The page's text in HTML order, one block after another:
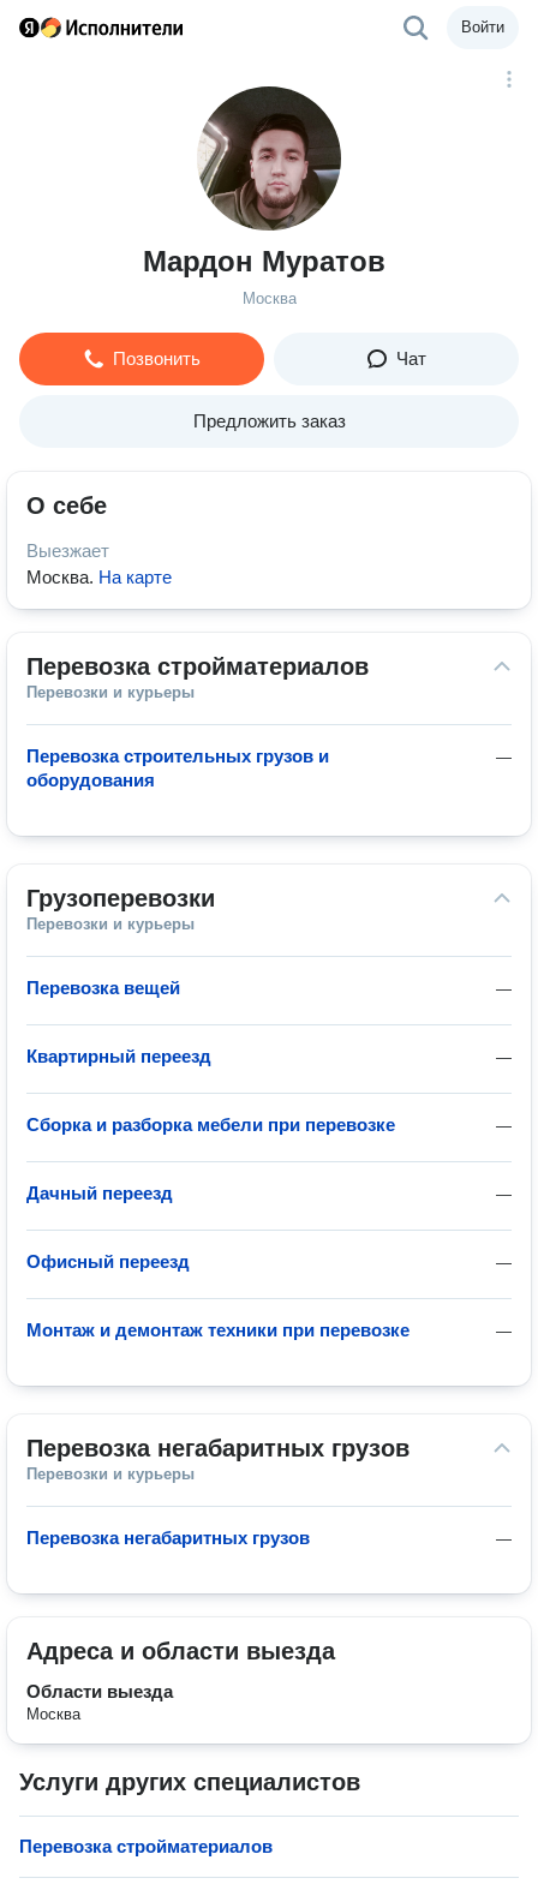
Войти
Мардон Муратов
Москва
Позвонить Чат
Предложить заказ
О себе
Выезжает
Москва. На карте
Перевозка стройматериалов
Перевозки и курьеры
—
Перевозка строительных грузов и
оборудования
Грузоперевозки
Перевозки и курьеры
—
Перевозка вещей
—
Квартирный переезд
—
Сборка и разборка мебели при перевозке
—
Дачный переезд
—
Офисный переезд
—
Монтаж и демонтаж техники при перевозке
Перевозка негабаритных грузов
Перевозки и курьеры
—
Перевозка негабаритных грузов
Адреса и области выезда
Области выезда
Москва
Услуги других специалистов
Перевозка стройматериалов